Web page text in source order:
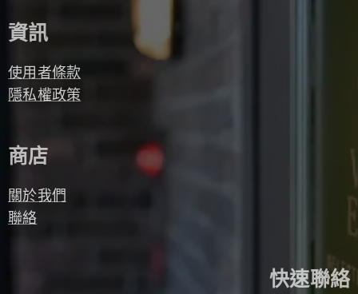
資訊
使用者條款
隱私權政策
商店
關於我們
聯絡
快速聯絡